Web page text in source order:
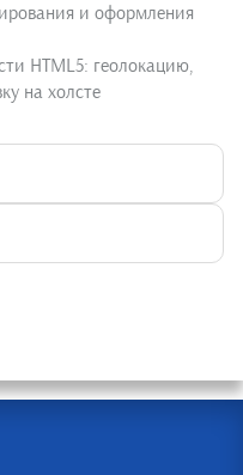
и оформления
HTML5: геолокацию,
на холсте